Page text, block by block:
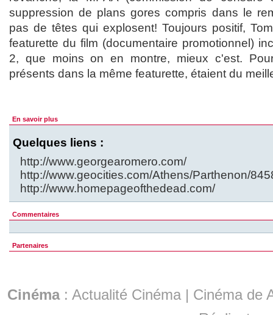
suppression de plans gores compris dans le
pas de têtes qui explosent! Toujours positif,
featurette du film (documentaire promotionnel)
2, que moins on en montre, mieux c'est.
présents dans la même featurette, étaient du
En savoir plus
Quelques liens :
http://www.georgearomero.com/
http://www.geocities.com/Athens/Parthenon/
http://www.homepageofthedead.com/
Commentaires
Partenaires
Cinéma: Actualité Cinéma | Cinéma de